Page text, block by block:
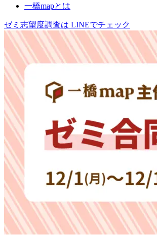
一橋mapとは
ゼミ志望度調査は LINEでチェック